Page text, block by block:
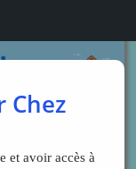
Chez
et avoir accès à